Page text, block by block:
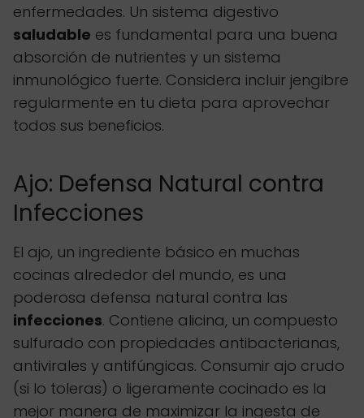
enfermedades. Un sistema digestivo
saludable es fundamental para una buena
absorción de nutrientes y un sistema
inmunológico fuerte. Considera incluir jengibre
regularmente en tu dieta para aprovechar
todos sus beneficios.
Ajo: Defensa Natural contra
Infecciones
El ajo, un ingrediente básico en muchas
cocinas alrededor del mundo, es una
poderosa defensa natural contra las
infecciones. Contiene alicina, un compuesto
sulfurado con propiedades antibacterianas,
antivirales y antifúngicas. Consumir ajo crudo
(si lo toleras) o ligeramente cocinado es la
mejor manera de maximizar la ingesta de